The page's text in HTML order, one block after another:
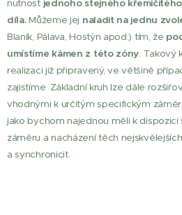
nutnostjednoho stejného
díla. Můžeme jej naladit na jednu
Blaník, Pálava, Hostýn apod.) tím, že
umístíme kámen z této zóny. Takový
realizaci již připravený, ve většině
zajistíme. Základní kruh lze dále
vhodnými k určitým specifickým
jako bychom najednou měli k dispozici
záměru a nacházení těch
a synchronicit.